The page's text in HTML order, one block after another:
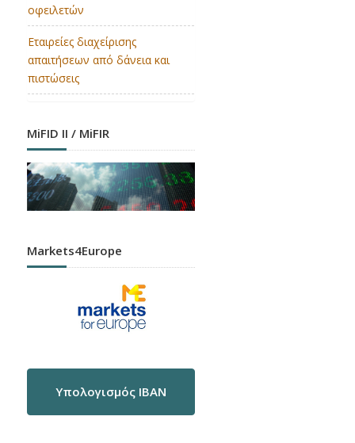
οφειλετών
Εταιρείες διαχείρισης
απαιτήσεων από δάνεια και
πιστώσεις
MiFID II / MiFIR
Markets4Europe
Υπολογισμός IBAN